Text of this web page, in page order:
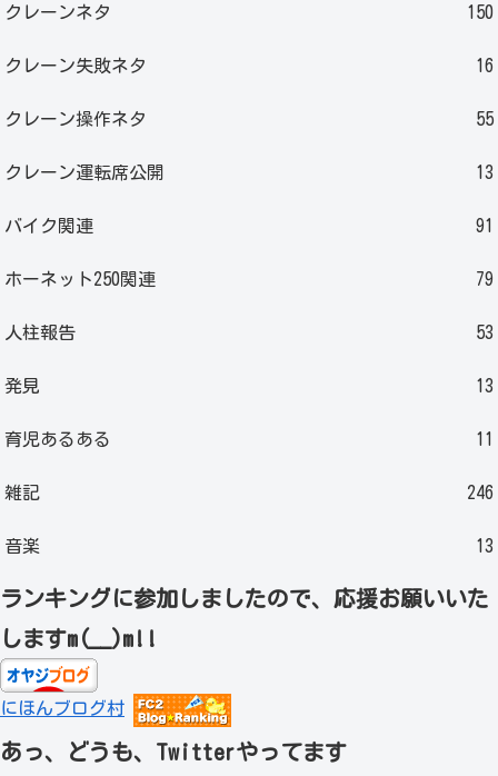
クレーンネタ 150
クレーン失敗ネタ 16
クレーン操作ネタ 55
クレーン運転席公開 13
バイク関連 91
ホーネット250関連 79
人柱報告 53
発見 13
育児あるある 11
雑記 246
音楽 13
ランキングに参加しましたので、応援お願いいた
しますm(__)m!!
にほんブログ村
あっ、どうも、Twitterやってます